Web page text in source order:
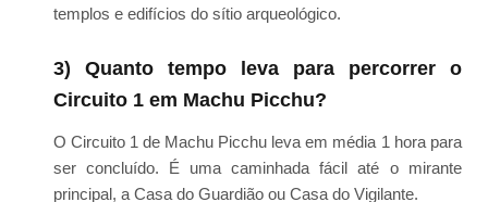
templos e edifícios do sítio arqueológico.
3) Quanto tempo leva para percorrer o
Circuito 1 em Machu Picchu?
O Circuito 1 de Machu Picchu leva em média 1 hora para
ser concluído. É uma caminhada fácil até o mirante
principal, a Casa do Guardião ou Casa do Vigilante.